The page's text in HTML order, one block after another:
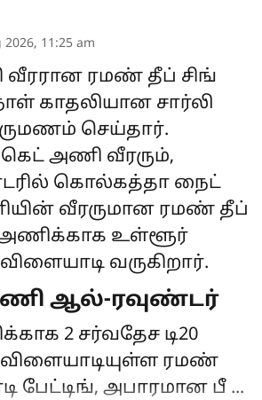
2026, 11:25 am
ரமண் தீப் சிங்
காதலியான சார்லி
செய்தார்.
அணி வீரரும்,
கொல்கத்தா நைட்
வீரருமான ரமண் தீப்
அணிக்காக உள்ளூர்
வருகிறார்.
ஆல்-ரவுண்டர்
2 சர்வதேச டி20
ரமண்
பேட்டிங், அபாரமான பீ ...